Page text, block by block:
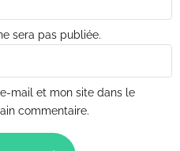
sera pas publiée.
mail et mon site dans le
commentaire.